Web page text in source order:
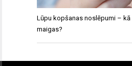
Lūpu kopšanas noslēpumi – kā
maigas?